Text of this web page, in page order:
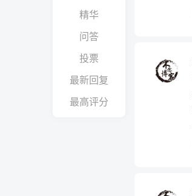
精华
问答
投票
最新回复
最高评分